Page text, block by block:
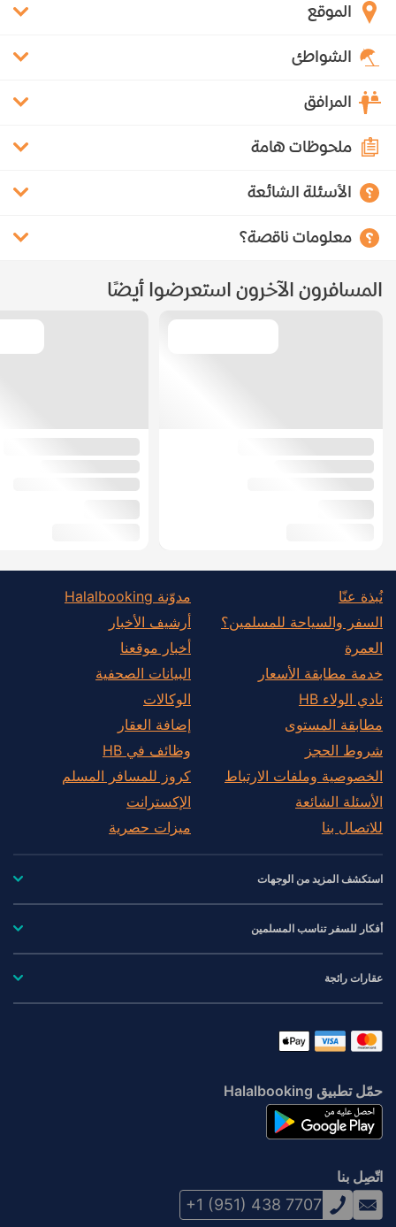
الموقع
الشواطئ
المرافق
ملحوظات هامة
الأسئلة الشائعة
معلومات ناقصة؟
المسافرون الآخرون استعرضوا أيضًا
نُبذة عنّا
السفر والسياحة للمسلمين؟
العمرة
خدمة مطابقة الأسعار
نادي الولاء HB
مطابقة المستوى
شروط الحجز
الخصوصية وملفات الارتباط
الأسئلة الشائعة
للاتصال بنا
مدوّنة Halalbooking
أرشيف الأخبار
أخبار موقعنا
البيانات الصحفية
الوكالات
إضافة العقار
وظائف في HB
كروز للمسافر المسلم
الإكسترانت
ميزات حصرية
استكشف المزيد من الوجهات
أفكار للسفر تناسب المسلمين
عقارات رائجة
حمّل تطبيق Halalbooking
اتّصِل بنا
+1 (951) 438 7707